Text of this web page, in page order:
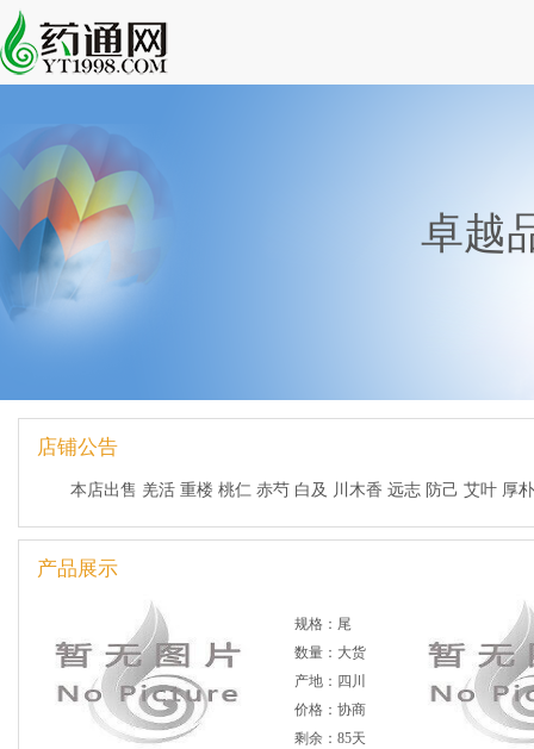
卓越
店铺公告
本店出售 羌活 重楼 桃仁 赤芍 白及 川木香 远志 防己 艾叶 厚
产品展示
规格：尾
数量：大货
产地：四川
价格：协商
剩余：85天